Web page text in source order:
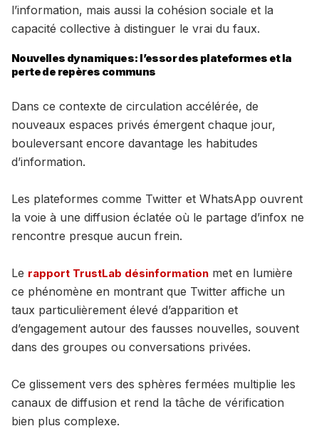
l’information, mais aussi la cohésion sociale et la
capacité collective à distinguer le vrai du faux.
Nouvelles dynamiques : l’essor des plateformes et la
perte de repères communs
Dans ce contexte de circulation accélérée, de
nouveaux espaces privés émergent chaque jour,
bouleversant encore davantage les habitudes
d’information.
Les plateformes comme Twitter et WhatsApp ouvrent
la voie à une diffusion éclatée où le partage d’infox ne
rencontre presque aucun frein.
Le rapport TrustLab désinformation met en lumière
ce phénomène en montrant que Twitter affiche un
taux particulièrement élevé d’apparition et
d’engagement autour des fausses nouvelles, souvent
dans des groupes ou conversations privées.
Ce glissement vers des sphères fermées multiplie les
canaux de diffusion et rend la tâche de vérification
bien plus complexe.